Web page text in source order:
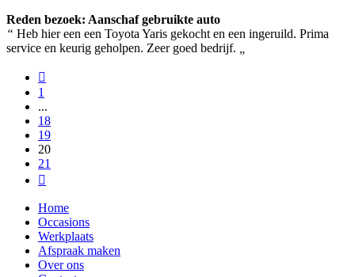
Reden bezoek: Aanschaf gebruikte auto
“ Heb hier een een Toyota Yaris gekocht en een ingeruild. Prima
service en keurig geholpen. Zeer goed bedrijf.
1
...
18
19
20
21
Home
Occasions
Werkplaats
Afspraak maken
Over ons